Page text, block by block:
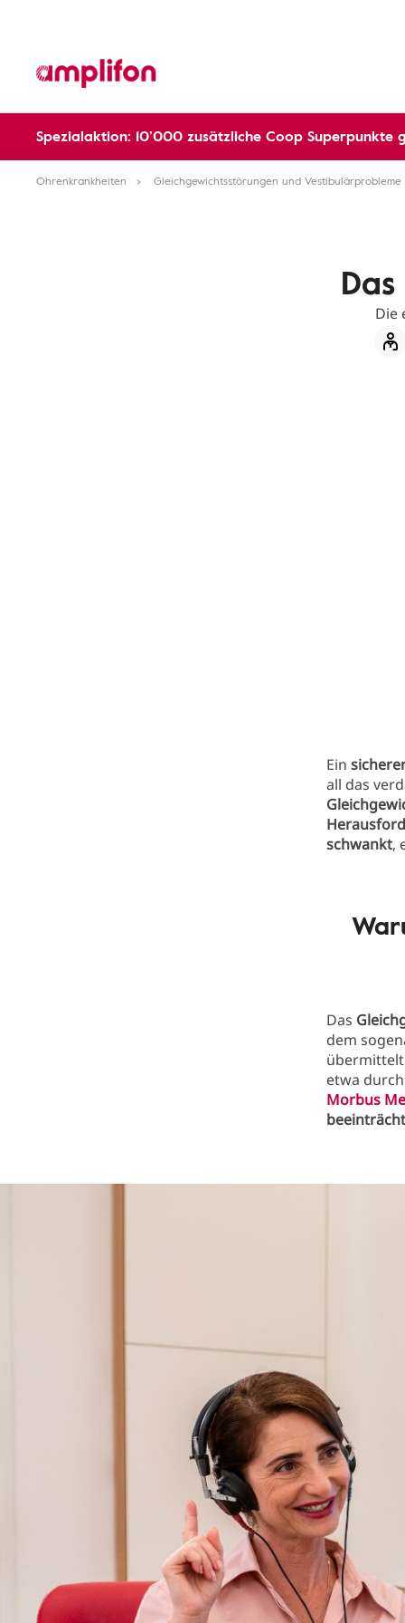
Spezialaktion: 10’000 zusätzliche Coop Superpunkte
Ohrenkrankheiten Gleichgewichtsstörungen und Vestibulärprobleme
Die
Ein
all das
schwankt,
Das
dem
etwa
Morbus